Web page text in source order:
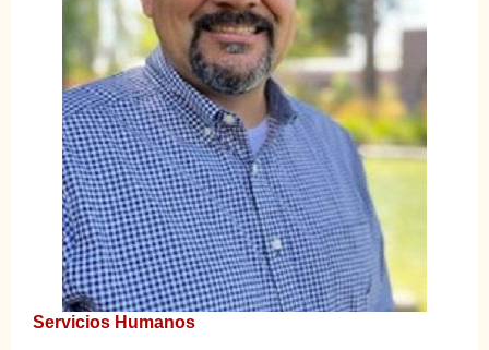
Servicios Humanos